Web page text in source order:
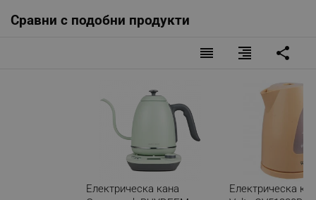
Сравни с подобни продукти
reorder format_align_right share
Електрическа кана
Електрическа